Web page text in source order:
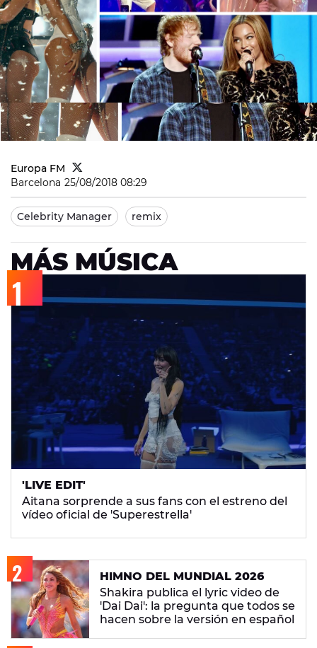
Europa FM
Barcelona 25/08/2018 08:29
Celebrity Manager remix
MÁS MÚSICA
'LIVE EDIT'
Aitana sorprende a sus fans con el estreno del
vídeo oficial de 'Superestrella'
HIMNO DEL MUNDIAL 2026
Shakira publica el lyric video de
'Dai Dai': la pregunta que todos se
hacen sobre la versión en español